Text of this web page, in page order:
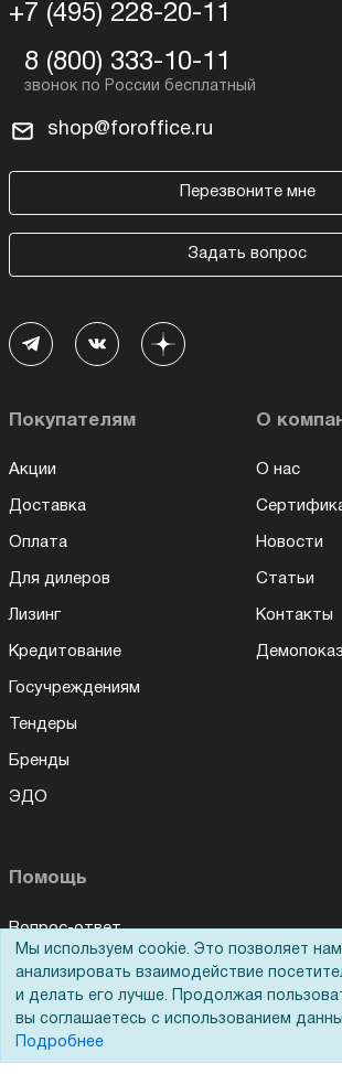
+7 (495) 228-20-11
8 (800) 333-10-11
shop@foroffice.ru
Перезвоните мне
Задать вопрос
Покупателям
Акции
Доставка
Оплата
Для дилеров
Лизинг
Кредитование
Госучреждениям
Тендеры
Бренды
ЭДО
О
О нас
Новости
Статьи
Контакты
Демопоказ
Помощь
Вопрос-ответ
Гарантии и возврат
Сервисный центр
Мы используем cookie. Это позволяет нам
анализировать взаимодействие
и делать его лучше. Продолжая
вы соглашаетесь с использованием
Подробнее